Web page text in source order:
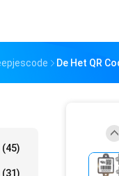
De Het QR
(45)
(31)